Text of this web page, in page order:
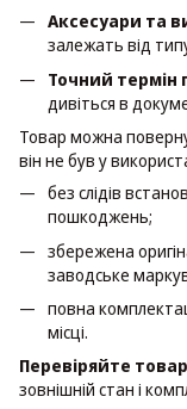
Аксесуари та
залежать від
Точний термін
дивіться в
Товар можна
він не був у
без слідів
пошкоджень;
збережена
заводське
повна
місці.
Перевіряйте
зовнішній стан і